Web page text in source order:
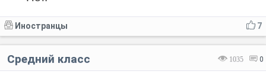
7
Иностранцы
1035 0
Средний класс